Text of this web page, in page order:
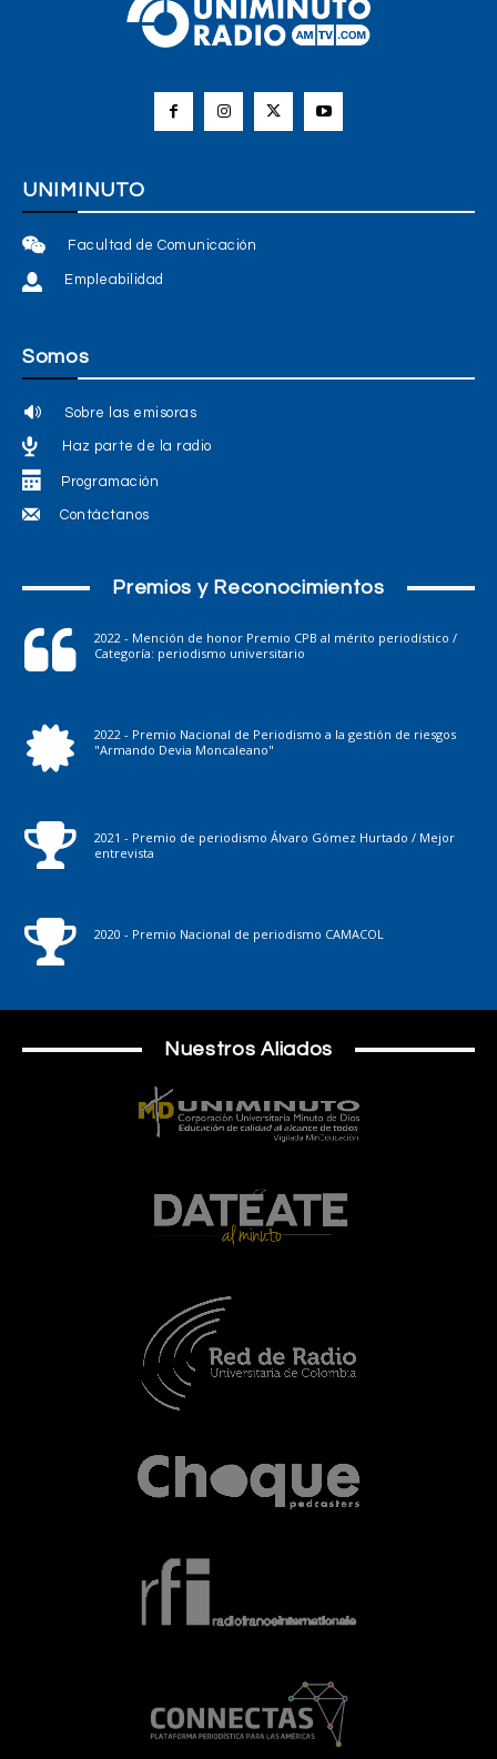
UNIMINUTO
Facultad de Comunicación
Empleabilidad
Somos
Sobre las emisoras
Haz parte de la radio
Programación
Contáctanos
Premios y Reconocimientos
2022 - Mención de honor Premio CPB al mérito periodístico /
Categoría: periodismo universitario
2022 - Premio Nacional de Periodismo a la gestión de riesgos
"Armando Devia Moncaleano"
2021 - Premio de periodismo Álvaro Gómez Hurtado / Mejor
entrevista
2020 - Premio Nacional de periodismo CAMACOL
Nuestros Aliados